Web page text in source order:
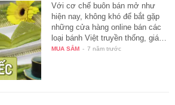
Với cơ chế buôn bán mở như
hiện nay, không khó để bắt gặp
những cửa hàng online bán các
loại bánh Việt truyền thống, giá…
MUA SẮM - 7 năm trước